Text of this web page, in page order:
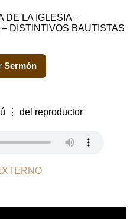
DE LA IGLESIA –
DISTINTIVOS BAUTISTAS
Sermón
⋮ del reproductor